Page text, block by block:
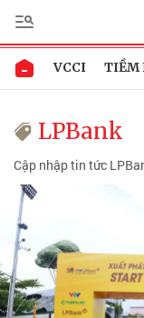
VCCI TIỀM
LPBank
Cập nhập tin tức